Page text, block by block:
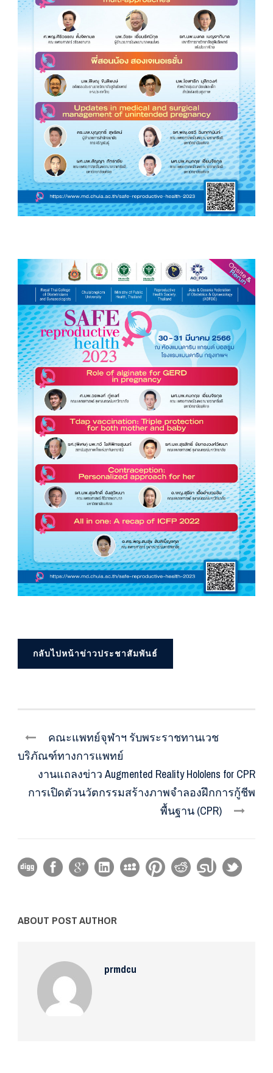
กลับไปหน้าข่าวประชาสัมพันธ์
คณะแพทย์จุฬาฯ รับพระราชทานเวช
บริภัณฑ์ทางการแพทย์
งานแถลงข่าว Augmented Reality Hololens for CPR
การเปิดตัวนวัตกรรมสร้างภาพจำลองฝึกการกู้ชีพ
พื้นฐาน (CPR)
ABOUT POST AUTHOR
prmdcu